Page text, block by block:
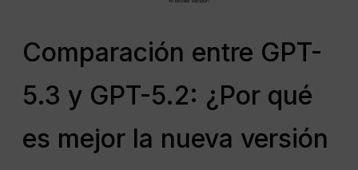
Comparación entre GPT-
5.3 y GPT-5.2: ¿Por qué
es mejor la nueva versión